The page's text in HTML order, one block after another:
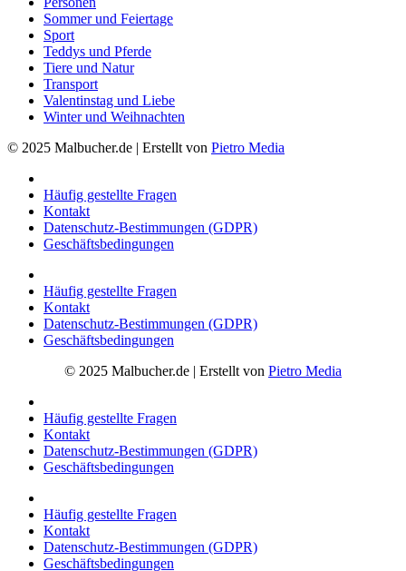
Sommer und Feiertage
Sport
Teddys und Pferde
Tiere und Natur
Transport
Valentinstag und Liebe
Winter und Weihnachten
© 2025 Malbucher.de | Erstellt von Pietro Media
Häufig gestellte Fragen
Kontakt
Datenschutz-Bestimmungen (GDPR)
Geschäftsbedingungen
Häufig gestellte Fragen
Kontakt
Datenschutz-Bestimmungen (GDPR)
Geschäftsbedingungen
© 2025 Malbucher.de | Erstellt von Pietro Media
Häufig gestellte Fragen
Kontakt
Datenschutz-Bestimmungen (GDPR)
Geschäftsbedingungen
Häufig gestellte Fragen
Kontakt
Datenschutz-Bestimmungen (GDPR)
Geschäftsbedingungen